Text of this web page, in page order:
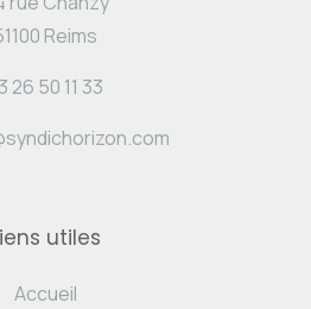
Reims
26 50 11 33
utiles
Accueil